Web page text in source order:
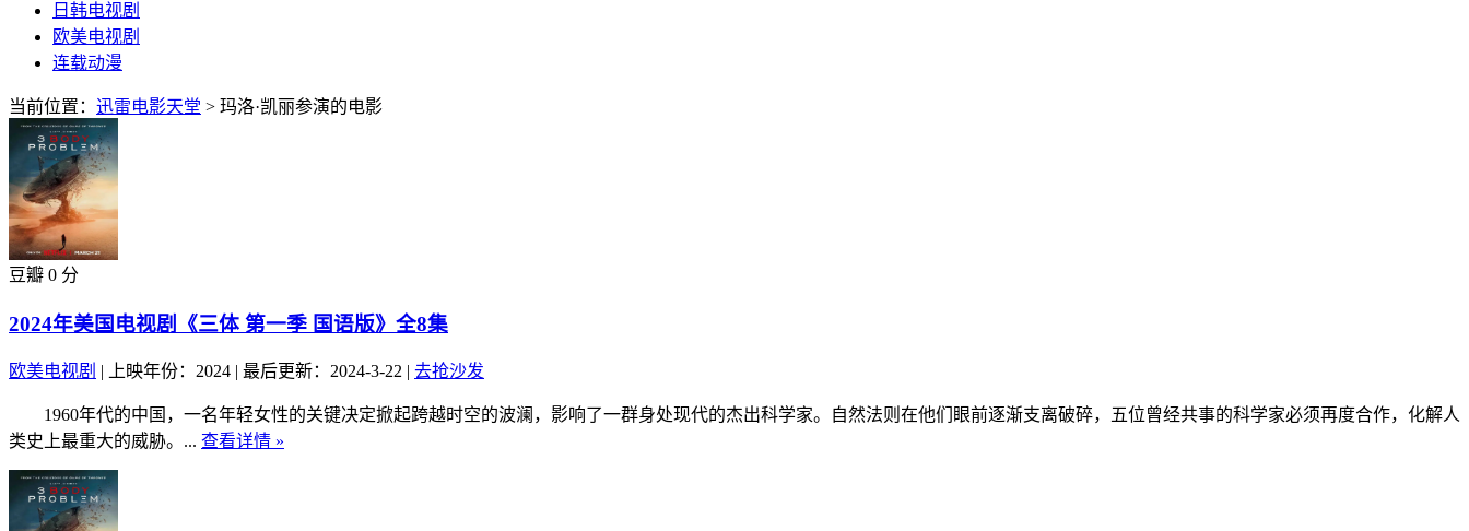
日韩电视剧
欧美电视剧
连载动漫
当前位置： 迅雷电影天堂 > 玛洛·凯丽参演的电影
豆瓣 0 分
2024年美国电视剧《三体 第一季 国语版》全8集
欧美电视剧 | 上映年份：2024 | 最后更新：2024-3-22 | 去抢沙发
1960年代的中国，一名年轻女性的关键决定掀起跨越时空的波澜，影响了一群身处现代的杰出科学家。自然法则在他们眼前逐渐支离破碎，五位曾经共事的科学家必须再度合作，化解人
类史上最重大的威胁。... 查看详情 »